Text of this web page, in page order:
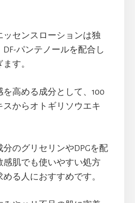
ッセンスローションは独
DF-パンテノールを配合し
す。
を高める成分として、100
スからオトギリソウエキ
分のグリセリンやDPGを配
感肌でも使いやすい処方
る人におすすめです。